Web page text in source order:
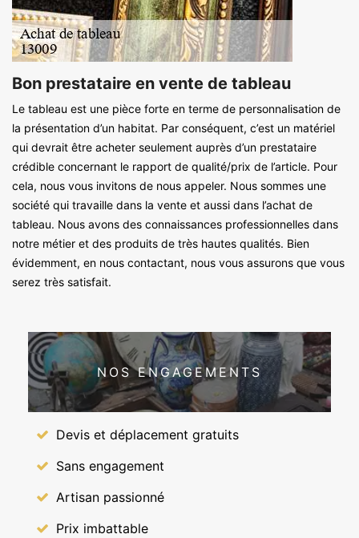
Bon prestataire en vente de tableau
Le tableau est une pièce forte en terme de personnalisation de
la présentation d’un habitat. Par conséquent, c’est un matériel
qui devrait être acheter seulement auprès d’un prestataire
crédible concernant le rapport de qualité/prix de l’article. Pour
cela, nous vous invitons de nous appeler. Nous sommes une
société qui travaille dans la vente et aussi dans l’achat de
tableau. Nous avons des connaissances professionnelles dans
notre métier et des produits de très hautes qualités. Bien
évidemment, en nous contactant, nous vous assurons que vous
serez très satisfait.
NOS ENGAGEMENTS
Devis et déplacement gratuits
Sans engagement
Artisan passionné
Prix imbattable